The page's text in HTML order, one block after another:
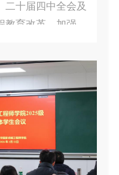
二十届四中全会及
育改革，加强卓
年1月23日上午，
在岳麓山校区科教
工程院院士、学院
芳洋及研究生导
副院长陈爱良主
辞中向各位导师
示感谢。他强调，